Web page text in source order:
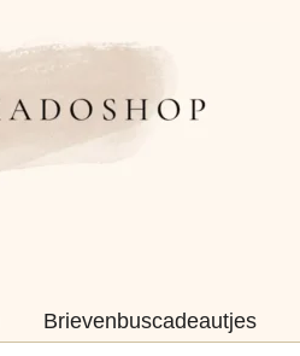
Brievenbuscadeautjes